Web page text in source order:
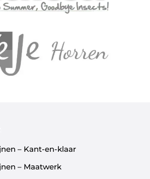
– Kant-en-klaar
– Maatwerk